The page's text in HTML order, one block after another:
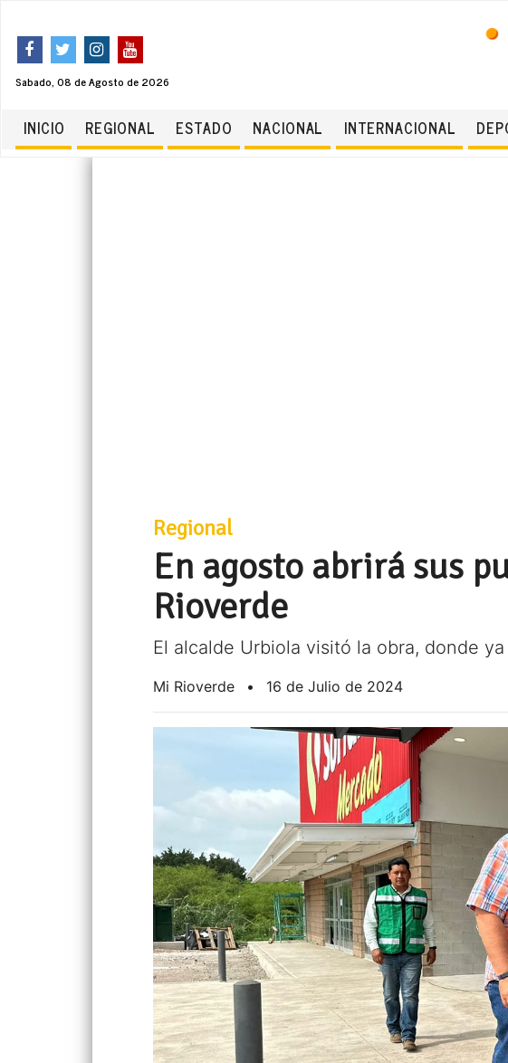
Sabado, 08 de Agosto de 2026
INICIO REGIONAL ESTADO NACIONAL INTERNACIONAL
Regional
En agosto abrirá sus
Rioverde
El alcalde Urbiola visitó la obra, donde
Mi Rioverde • 16 de Julio de 2024